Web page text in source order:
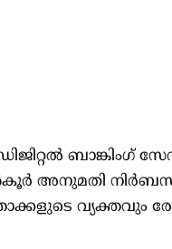
ബാങ്കിംഗ്
വ്യക്തവും